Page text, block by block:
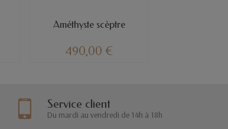
Améthyste scèptre
490,00 €
Service client
Du mardi au vendredi de 14h à 18h